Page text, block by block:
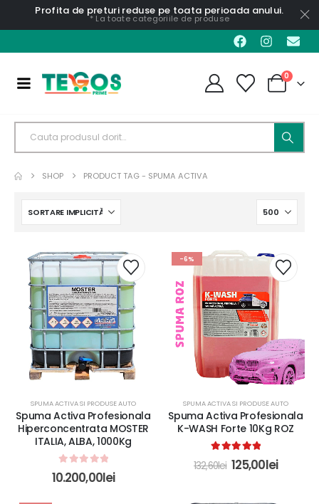
Profita de preturi reduse pe toata perioada anului.
* La toate categoriile de produse
0
SHOP PRODUCT TAG - SPUMA ACTIVA
SPUMA ACTIVA SI PRODUSE AUTO
Spuma Activa Profesionala
Hiperconcentrata MOSTER
ITALIA, ALBA, 1000Kg
0 out of 5
10.200,00lei
-6%
SPUMA ACTIVA SI PRODUSE AUTO
Spuma Activa Profesionala
K-WASH Forte 10Kg ROZ
out of 5
132,60lei 125,00lei